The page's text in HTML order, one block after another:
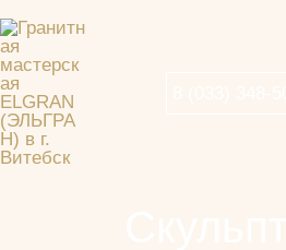
Перейти
к
содержимому